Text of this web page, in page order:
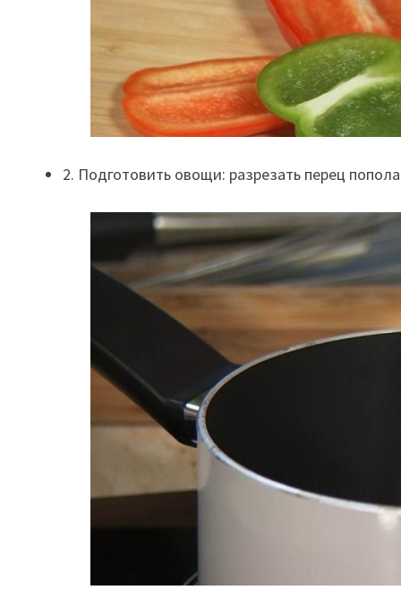
2. Подготовить овощи: разрезать перец